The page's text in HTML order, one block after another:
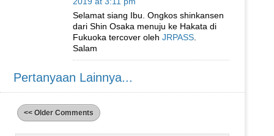
Selamat siang Ibu. Ongkos shinkansen
dari Shin Osaka menuju ke Hakata di
Fukuoka tercover oleh JRPASS
Salam
Pertanyaan Lainnya...
<< Older Comments